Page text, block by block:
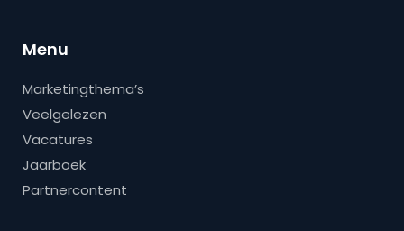
Menu
Marketingthema’s
Veelgelezen
Vacatures
Jaarboek
Partnercontent